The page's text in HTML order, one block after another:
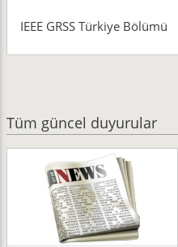
IEEE GRSS Türkiye Bölümü
Tüm güncel duyurular